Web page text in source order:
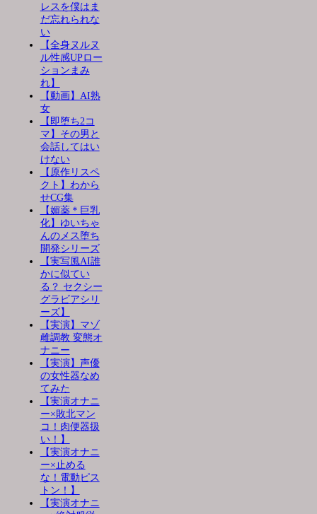
レスを僕はま
だ忘れられな
い
【全身ヌルヌ
ル性感UPロー
ションまみ
れ】
【動画】AI熟
女
【即堕ち2コ
マ】その男と
会話してはい
けない
【原作リスペ
クト】わから
せCG集
【媚薬＊巨乳
化】ゆいちゃ
んのメス堕ち
開発シリーズ
【実写風AI誰
かに似てい
る？ セクシー
グラビアシリ
ーズ】
【実演】マゾ
雌調教 変態オ
ナニー
【実演】声優
の女性器なめ
てみた
【実演オナニ
ー×敗北マン
コ！肉便器扱
い！】
【実演オナニ
ー×止める
な！電動ピス
トン！】
【実演オナニ